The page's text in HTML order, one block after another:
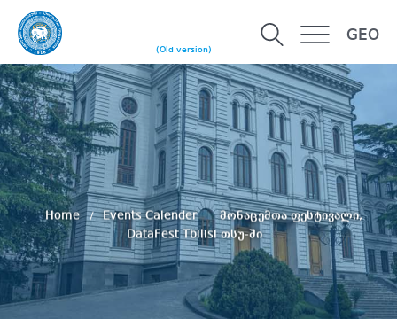
(Old version)
GEO
Home Events Calender
მონაცემთა ფესტივალი,
DataFest Tbilisi თსუ-ში